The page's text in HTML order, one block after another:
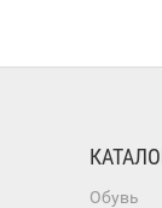
Обувь